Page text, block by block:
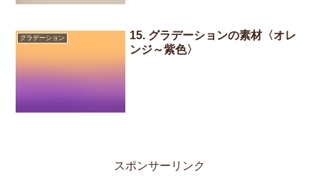
グラデーション
15. グラデーションの素材〈オレ
ンジ～紫色〉
スポンサーリンク